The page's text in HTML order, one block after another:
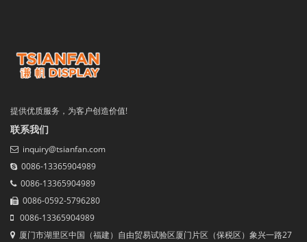
提供优质服务，为客户创造价值!
联系我们
inquiry@tsianfan.com
0086-13365904989
0086-13365904989
0086-0592-5796280
0086-13365904989
厦门市湖里区中国（福建）自由贸易试验区厦门片区（保税区）象兴一路27